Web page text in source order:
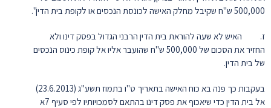
500,000 ש"ח שקיבל מחלק האישה לכונסת הנכסים או לקופת בית הדין".
ז. האיש לא שעה להוראת בית הדין הרבני הגדול בפסק דינו ולא
החזיר את הסכום של 500,000 ש"ח שהועבר אליו אל קופת כינוס הנכסים
של בית הדין.
בעקבות כך פנה בא כוח האישה בתאריך ט"ו בתמוז תשע"ג (23.6.2013)
אל בית הדין כדי שיאכוף את פסק דינו בהתאם לסמכויותיו לפי סעיף 7א